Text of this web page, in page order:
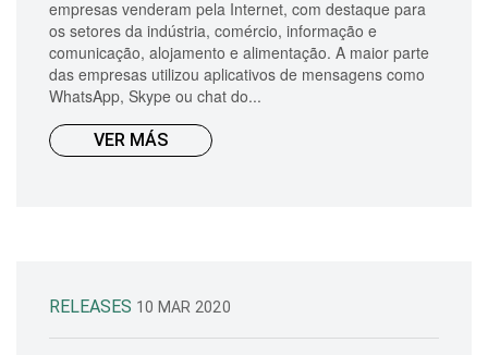
empresas venderam pela Internet, com destaque para
os setores da indústria, comércio, informação e
comunicação, alojamento e alimentação. A maior parte
das empresas utilizou aplicativos de mensagens como
WhatsApp, Skype ou chat do...
VER MÁS
RELEASES 10 MAR 2020